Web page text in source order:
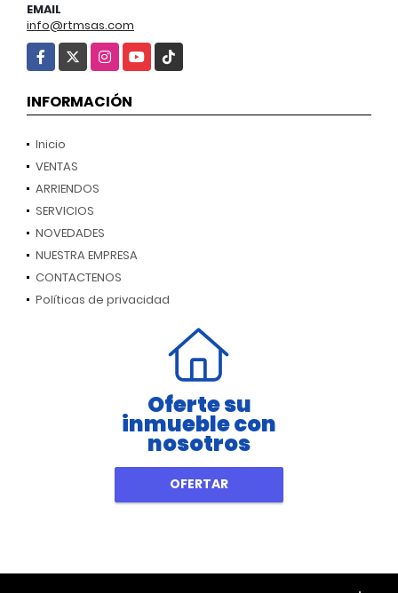
EMAIL
info@rtmsas.com
Facebook
X Instagram
YouTube
TikTok
INFORMACIÓN
Inicio
VENTAS
ARRIENDOS
SERVICIOS
NOVEDADES
NUESTRA EMPRESA
CONTACTENOS
Políticas de privacidad
Oferte su
inmueble con
nosotros
OFERTAR